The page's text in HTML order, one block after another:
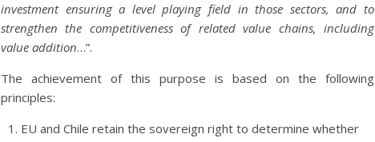
investment ensuring a level playing field in those sectors, and to
strengthen the competitiveness of related value chains, including
value addition…”.
The achievement of this purpose is based on the following
principles:
EU and Chile retain the sovereign right to determine whether